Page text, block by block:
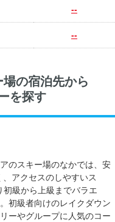
--
--
の宿泊先から
を探す
のスキー場のなかでは、安
アクセスのしやすいス
級から上級までバラエ
初級者向けのレイクダウン
ーやグループに人気のコー